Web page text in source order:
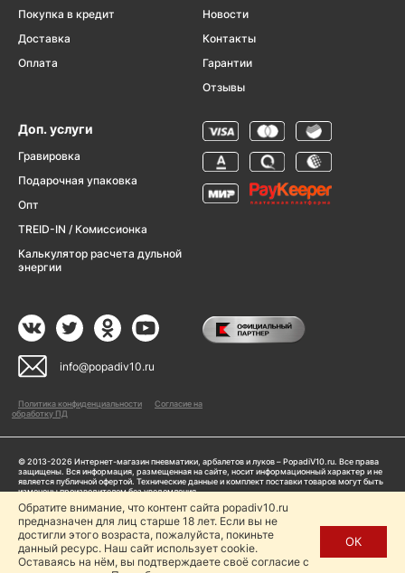
Покупка в кредит
Доставка
Оплата
Новости
Контакты
Гарантии
Отзывы
Доп. услуги
Гравировка
Подарочная упаковка
Опт
TREID-IN / Комиссионка
Калькулятор расчета дульной
энергии
info@popadiv10.ru
Политика конфиденциальности
Согласие на
обработку ПД
© 2013-2026 Интернет-магазин пневматики, арбалетов и луков – PopadiV10.ru. Все права
защищены. Вся информация, размещенная на сайте, носит информационный характер и не
является публичной офертой. Технические данные и комплект поставки товаров могут быть
изменены производителем без уведомления
Пользуясь сайтом Popadiv10.ru, пользователь автоматически соглашается с условиями,
прописанными в
Политике конфиденциальности
Копирование любой информации (тексты, фото, видео и др.) с сайта Popadiv10 запрещено,
за исключением наличия письменного согласия администрации сайта Popadiv10.
Обратите внимание, что контент сайта popadiv10.ru
предназначен для лиц старше 18 лет. Если вы не
достигли этого возраста, пожалуйста, покиньте
данный ресурс. Наш сайт использует cookie.
Оставаясь на нём, вы подтверждаете своё согласие с
ОК